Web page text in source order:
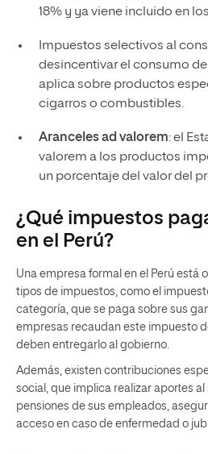
18% y ya viene incluido en
Impuestos selectivos al
desincentivar el consumo
aplica sobre productos
cigarros o combustibles.
Aranceles ad valorem: el
valorem a los productos
un porcentaje del valor del
¿Qué impuestos
en el Perú?
Una empresa formal en el Perú está
tipos de impuestos, como el
categoría, que se paga sobre sus
empresas recaudan este impuesto
deben entregarlo al gobierno.
Además, existen contribuciones
social, que implica realizar aportes
pensiones de sus empleados,
acceso en caso de enfermedad o